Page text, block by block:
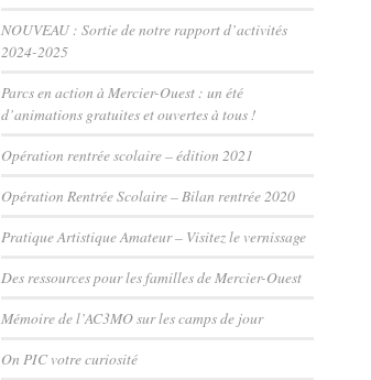
NOUVEAU : Sortie de notre rapport d’activités
2024-2025
Parcs en action à Mercier-Ouest : un été
d’animations gratuites et ouvertes à tous !
Opération rentrée scolaire – édition 2021
Opération Rentrée Scolaire – Bilan rentrée 2020
Pratique Artistique Amateur – Visitez le vernissage
Des ressources pour les familles de Mercier-Ouest
Mémoire de l’AC3MO sur les camps de jour
On PIC votre curiosité